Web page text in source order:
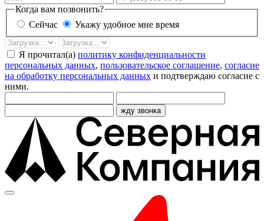
Когда вам позвонить?
Сейчас
Укажу удобное мне время
Дата
звонка
Время
Я прочитал(а) политику конфиденциальности
персональных данных, пользовательское соглашение, согласие
на обработку персональных данных и подтверждаю согласие с
ними.
жду звонка